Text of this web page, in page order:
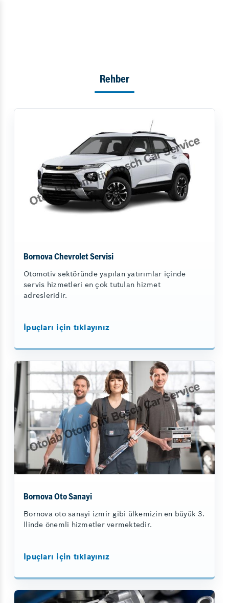
Rehber
Bornova Chevrolet Servisi
Otomotiv sektöründe yapılan yatırımlar içinde
servis hizmetleri en çok tutulan hizmet
adresleridir.
İpuçları için tıklayınız
Bornova Oto Sanayi
Bornova oto sanayi izmir gibi ülkemizin en büyük 3.
İlinde önemli hizmetler vermektedir.
İpuçları için tıklayınız